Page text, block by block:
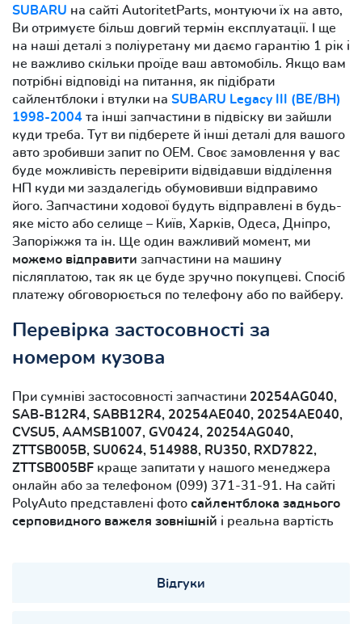
SUBARU на сайті AutoritetParts, монтуючи їх на авто,
Ви отримуєте більш довгий термін експлуатації. І ще
на наші деталі з поліуретану ми даємо гарантію 1 рік і
не важливо скільки проїде ваш автомобіль. Якщо вам
потрібні відповіді на питання, як підібрати
сайлентблоки і втулки на SUBARU Legacy III (BE/BH)
1998-2004 та інші запчастини в підвіску ви зайшли
куди треба. Тут ви підберете й інші деталі для вашого
авто зробивши запит по OEM. Своє замовлення у вас
буде можливість перевірити відвідавши відділення
НП куди ми заздалегідь обумовивши відправимо
його. Запчастини ходової будуть відправлені в будь-
яке місто або селище – Київ, Харків, Одеса, Дніпро,
Запоріжжя та ін. Ще один важливий момент, ми
можемо відправити запчастини на машину
післяплатою, так як це буде зручно покупцеві. Спосіб
платежу обговорюється по телефону або по вайберу.
Перевірка застосовності за
номером кузова
При сумніві застосовності запчастини 20254AG040,
SAB-B12R4, SABB12R4, 20254AE040, 20254AE040,
CVSU5, AAMSB1007, GV0424, 20254AG040,
ZTTSB005B, SU0624, 514988, RU350, RXD7822,
ZTTSB005BF краще запитати у нашого менеджера
онлайн або за телефоном (099) 371-31-91. На сайті
PolyAuto представлені фото сайлентблока заднього
серповидного важеля зовнішній і реальна вартість
Відгуки